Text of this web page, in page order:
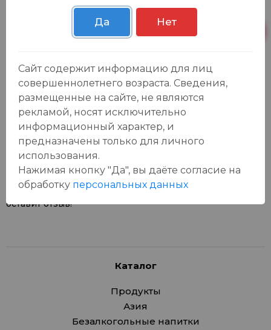
23:00
Отзывы:
Оставить отзыв
У данного товара еще нет отзывов, будьте первым, кто
оставит отзыв!
Каталог
Продукты
Азия
Безалкогольные напитки
Да Нет
Сайт содержит информацию для лиц
совершеннолетнего возраста. Сведения,
размещенные на сайте, не являются
рекламой, носят исключительно
информационный характер, и
предназначены только для личного
использования.
Нажимая кнопку "Да", вы даёте cогласие на
обработку персональных данных